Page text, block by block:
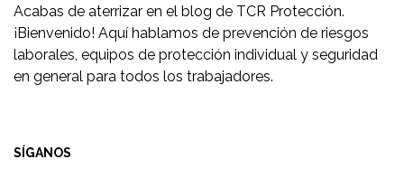
Acabas de aterrizar en el blog de TCR Protección.
¡Bienvenido! Aquí hablamos de prevención de riesgos
laborales, equipos de protección individual y seguridad
en general para todos los trabajadores.
SÍGANOS